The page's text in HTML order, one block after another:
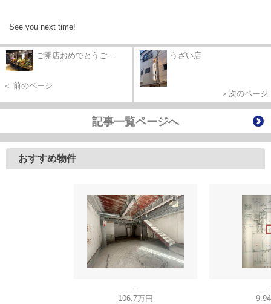
See you next time!
ご開店おめでとうご...
＜ 前のページ
うざい店
＞次のページ
記事一覧ページへ
おすすめ物件
-
106.7万円